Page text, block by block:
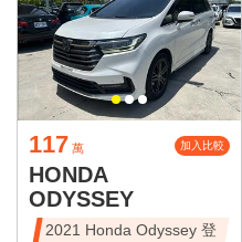
117 萬 加入比較
HONDA
ODYSSEY
2021 Honda Odyssey 登